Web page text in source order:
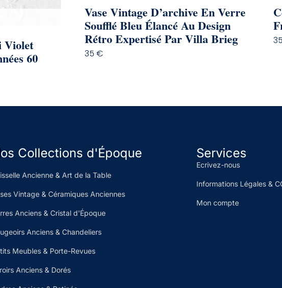
Violet
60
Vase Vintage D’archive En Verre
Soufflé Bleu Élancé Au Design
Rétro Expertisé Par Villa Brieg
35€
35
Collections d'Époque
Ancienne & Art de la Table
Vintage & Céramiques Anciennes
Anciens & Cristal d'Époque
Anciens & Chandeliers
Meubles & Porte-Revues
Anciens & Dorés
Services
Ecrivez-nous
Informations Légales &
Mon compte